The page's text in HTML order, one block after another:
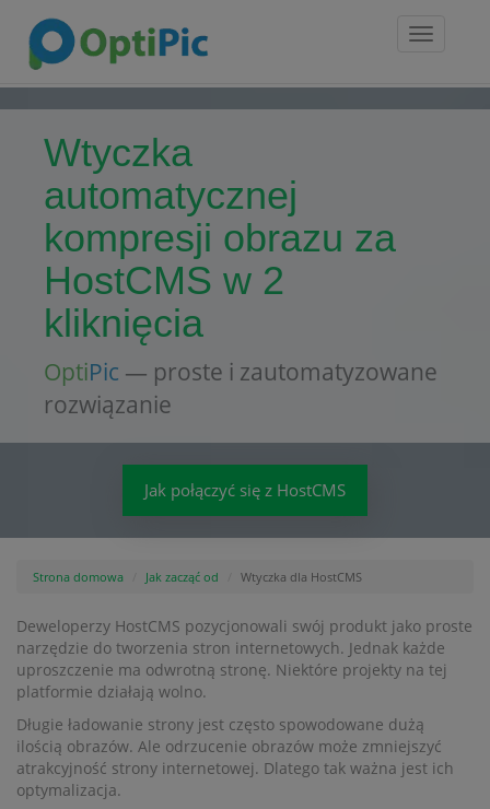
Toggle
Wtyczka
automatycznej
kompresji obrazu za
HostCMS w 2
kliknięcia
OptiPic — proste i zautomatyzowane
rozwiązanie
Jak połączyć się z HostCMS
Strona domowa Jak zacząć od Wtyczka dla HostCMS
Deweloperzy HostCMS pozycjonowali swój produkt jako proste
narzędzie do tworzenia stron internetowych. Jednak każde
uproszczenie ma odwrotną stronę. Niektóre projekty na tej
platformie działają wolno.
Długie ładowanie strony jest często spowodowane dużą
ilością obrazów. Ale odrzucenie obrazów może zmniejszyć
atrakcyjność strony internetowej. Dlatego tak ważna jest ich
optymalizacja.